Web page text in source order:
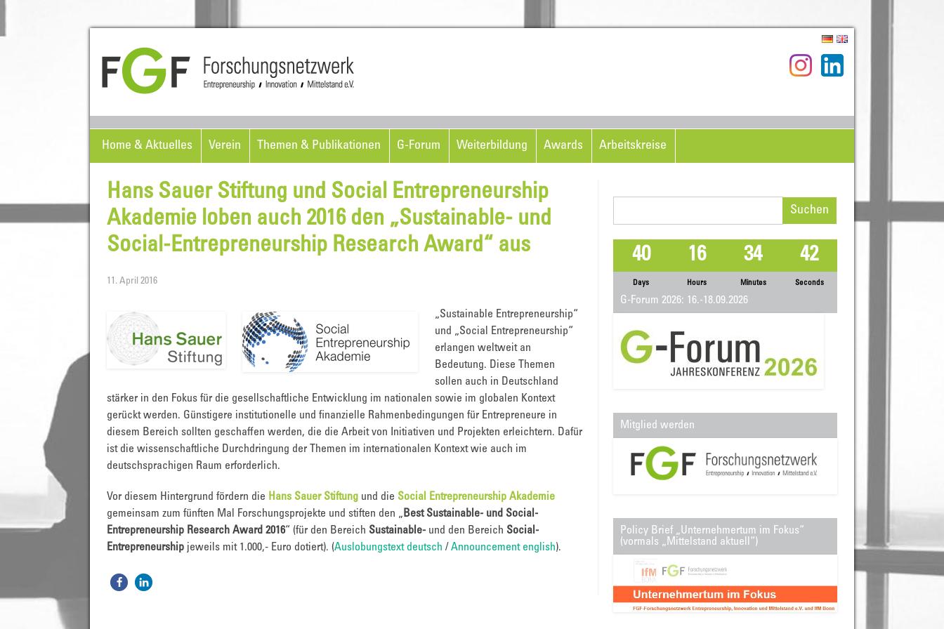
Home & Aktuelles Verein Themen & Publikationen G-Forum Weiterbildung Awards Arbeitskreise
Hans Sauer Stiftung und Social Entrepreneurship
Akademie loben auch 2016 den „Sustainable- und
Social-Entrepreneurship Research Award“ aus
11. April 2016
„Sustainable Entrepreneurship“
und „Social Entrepreneurship“
erlangen weltweit an
Bedeutung. Diese Themen
sollen auch in Deutschland
stärker in den Fokus für die gesellschaftliche Entwicklung im nationalen sowie im globalen Kontext
gerückt werden. Günstigere institutionelle und finanzielle Rahmenbedingungen für Entrepreneure in
diesem Bereich sollten geschaffen werden, die die Arbeit von Initiativen und Projekten erleichtern. Dafür
ist die wissenschaftliche Durchdringung der Themen im internationalen Kontext wie auch im
deutschsprachigen Raum erforderlich.
Vor diesem Hintergrund fördern die Hans Sauer Stiftung und die Social Entrepreneurship Akademie
gemeinsam zum fünften Mal Forschungsprojekte und stiften den „ Best Sustainable- und Social-
Entrepreneurship Research Award 2016“ (für den Bereich Sustainable- und den Bereich Social-
Entrepreneurship jeweils mit 1.000,- Euro dotiert). (Auslobungstext deutsch / Announcement english).
40
Days
16
Hours
34
Minutes
42
Seconds
G-Forum 2026: 16.-18.09.2026
Mitglied werden
Policy Brief „Unternehmertum im Fokus“
(vormals „Mittelstand aktuell“)